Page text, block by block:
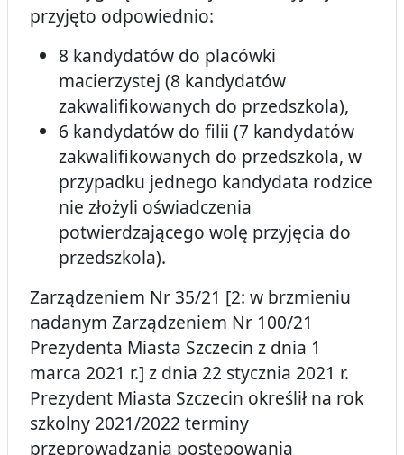
przyjęto odpowiednio:
8 kandydatów do placówki
macierzystej (8 kandydatów
zakwalifikowanych do przedszkola),
6 kandydatów do filii (7 kandydatów
zakwalifikowanych do przedszkola, w
przypadku jednego kandydata rodzice
nie złożyli oświadczenia
potwierdzającego wolę przyjęcia do
przedszkola).
Zarządzeniem Nr 35/21 [2: w brzmieniu
nadanym Zarządzeniem Nr 100/21
Prezydenta Miasta Szczecin z dnia 1
marca 2021 r.] z dnia 22 stycznia 2021 r.
Prezydent Miasta Szczecin określił na rok
szkolny 2021/2022 terminy
przeprowadzania postępowania